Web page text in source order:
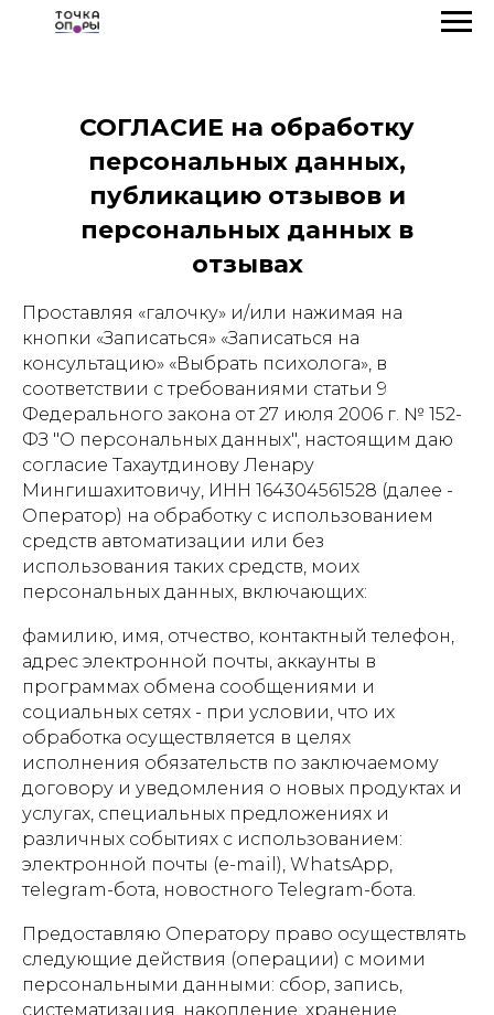
СОГЛАСИЕ на обработку
персональных данных,
публикацию отзывов и
персональных данных в
отзывах
Проставляя «галочку» и/или нажимая на
кнопки «Записаться» «Записаться на
консультацию» «Выбрать психолога», в
соответствии с требованиями статьи 9
Федерального закона от 27 июля 2006 г. № 152-
ФЗ "О персональных данных", настоящим даю
согласие Тахаутдинову Ленару
Мингишахитовичу, ИНН 164304561528 (далее -
Оператор) на обработку с использованием
средств автоматизации или без
использования таких средств, моих
персональных данных, включающих:
фамилию, имя, отчество, контактный телефон,
адрес электронной почты, аккаунты в
программах обмена сообщениями и
социальных сетях - при условии, что их
обработка осуществляется в целях
исполнения обязательств по заключаемому
договору и уведомления о новых продуктах и
услугах, специальных предложениях и
различных событиях с использованием:
электронной почты (e-mail), WhatsApp,
тelegram-бота, новостного Telegram-бота.
Предоставляю Оператору право осуществлять
следующие действия (операции) с моими
персональными данными: сбор, запись,
систематизация, накопление, хранение,